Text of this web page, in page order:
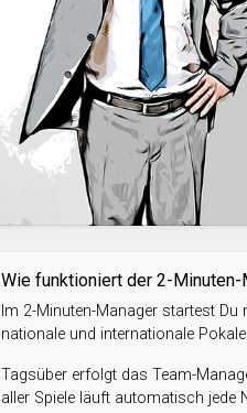
Wie funktioniert der 2-Minuten-
Im 2-Minuten-Manager startest
nationale und internationale
Tagsüber erfolgt das Team-
aller Spiele läuft automatisch jede